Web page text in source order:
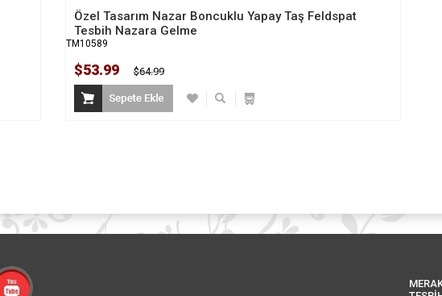
Özel Tasarım Nazar Boncuklu Yapay Taş Feldspat
Tesbih Nazara Gelme
TM10589
$53.99 $64.99